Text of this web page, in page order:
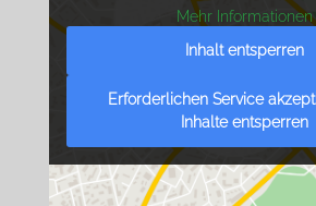
Mehr Informationen
Inhalt entsperren
Erforderlichen Service
Inhalte entsperren